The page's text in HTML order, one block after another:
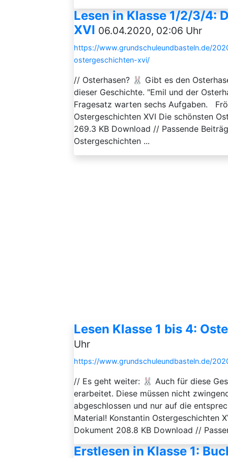
Lesen in Klasse 1/2/3/4:
XVI 06.04.2020, 02:06 Uhr
https://www.grundschuleundbasteln.de/
ostergeschichten-xvi/
// Osterhasen? 🐰 Gibt es den
dieser Geschichte. "Emil und der
Fragesatz warten sechs Aufgaben.
Ostergeschichten XVI Die schönsten
269.3 KB Download // Passende
Ostergeschichten ...
Lesen Klasse 1 bis 4:
Uhr
https://www.grundschuleundbasteln.de/
// Es geht weiter: 🐰 Auch für diese
erarbeitet. Diese müssen nicht
abgeschlossen und nur auf die
Material! Konstantin Ostergeschichten
Dokument 208.8 KB Download //
Erstlesen in Klasse 1: